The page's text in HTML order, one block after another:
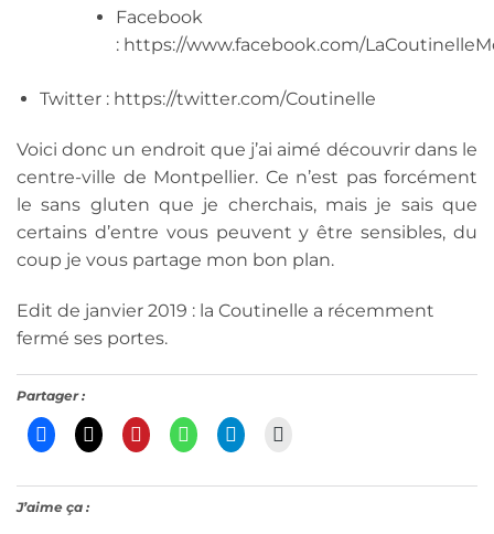
Facebook
: https://www.facebook.com/
Twitter : https://twitter.com/Coutinelle
Voici donc un endroit que j’ai aimé découvrir dans le
centre-ville de Montpellier. Ce n’est pas forcément
le sans gluten que je cherchais, mais je sais que
certains d’entre vous peuvent y être sensibles, du
coup je vous partage mon bon plan.
Edit de janvier 2019 : la Coutinelle a récemment
fermé ses portes.
Partager :
J’aime ça :